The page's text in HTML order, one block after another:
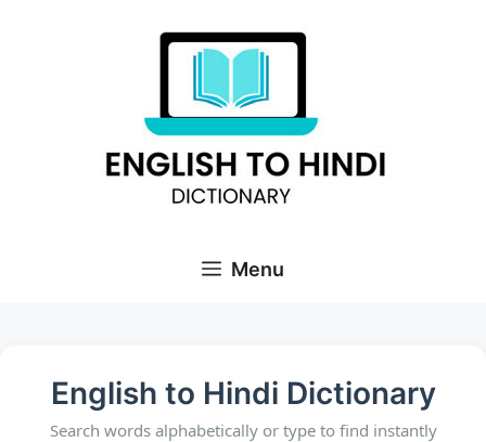
Menu
English to Hindi Dictionary
Search words alphabetically or type to find instantly